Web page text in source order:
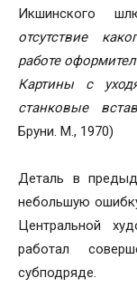
Икшинского
отсутствие
работе
Картины с
станковые
Бруни. М., 1970)
Деталь в
небольшую
Центральной
работал
субподряде.